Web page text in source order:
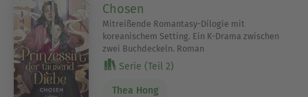
Chosen
Mitreißende Romantasy-Dilogie mit
koreanischem Setting. Ein K-Drama zwischen
zwei Buchdeckeln. Roman
Serie (Teil 2)
Thea Hong